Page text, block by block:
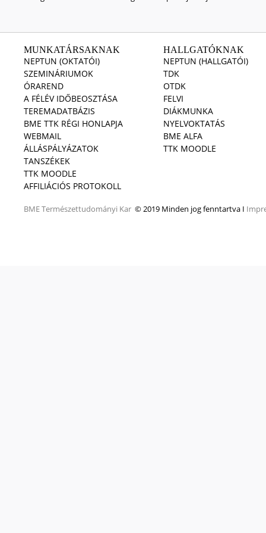
MUNKATÁRSAKNAK
NEPTUN (OKTATÓI)
SZEMINÁRIUMOK
ÓRAREND
A FÉLÉV IDŐBEOSZTÁSA
TEREMADATBÁZIS
BME TTK RÉGI HONLAPJA
WEBMAIL
ÁLLÁSPÁLYÁZATOK
TANSZÉKEK
TTK MOODLE
AFFILIÁCIÓS PROTOKOLL
BMETermészettudományi Kar © 2019 Minden jog fenntartva I
HALLGATÓKNAK
NEPTUN (HALLGATÓI)
TDK
OTDK
FELVI
DIÁKMUNKA
NYELVOKTATÁS
BME ALFA
TTK MOODLE